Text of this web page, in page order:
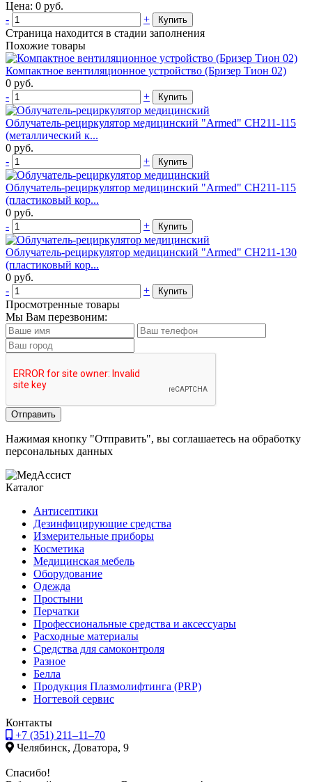
Цена: 0 руб.
-
+ Купить
Страница находится в стадии заполнения
Похожие товары
Компактное вентиляционное устройство (Бризер Тион 02)
0 руб.
-
+ Купить
Облучатель-рециркулятор медицинский "Armed" СН211-115
(металлический к...
0 руб.
-
+ Купить
Облучатель-рециркулятор медицинский "Armed" СН211-115
(пластиковый кор...
0 руб.
-
+ Купить
Облучатель-рециркулятор медицинский "Armed" СН211-130
(пластиковый кор...
0 руб.
-
+ Купить
Просмотренные товары
Мы Вам перезвоним:
Нажимая кнопку "Отправить", вы соглашаетесь на обработку
персональных данных
Каталог
Антисептики
Дезинфицирующие средства
Измерительные приборы
Косметика
Медицинская мебель
Оборудование
Одежда
Простыни
Перчатки
Профессиональные средства и аксессуары
Расходные материалы
Средства для самоконтроля
Разное
Белла
Продукция Плазмолифтинга (PRP)
Ногтевой сервис
Контакты
+7 (351) 211–11–70
Челябинск, Доватора, 9
Спасибо!